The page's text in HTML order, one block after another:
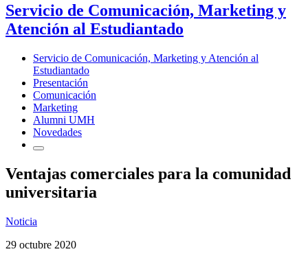
Servicio de Comunicación, Marketing y
Atención al Estudiantado
Servicio de Comunicación, Marketing y Atención al
Estudiantado
Presentación
Comunicación
Marketing
Alumni UMH
Novedades
Ventajas comerciales para la comunidad
universitaria
Noticia
29 octubre 2020